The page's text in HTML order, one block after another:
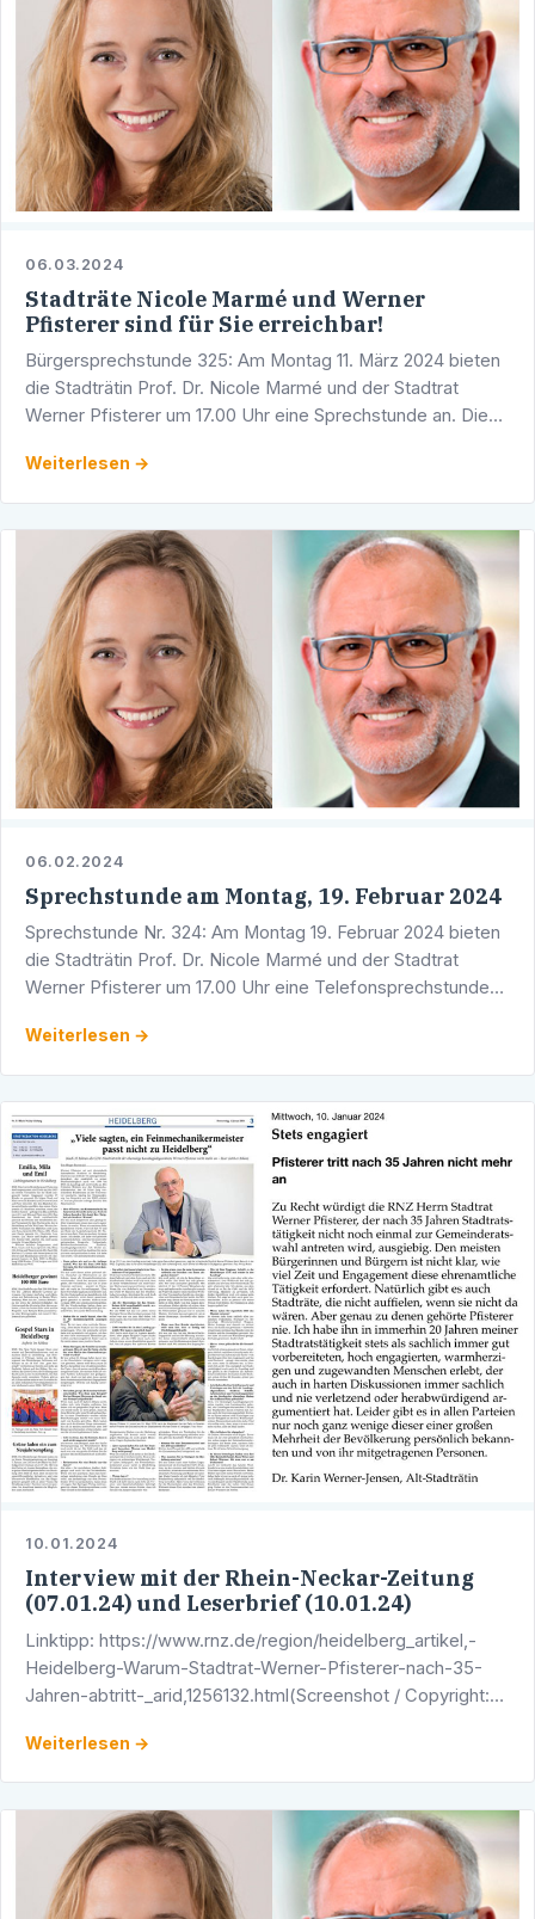
06.03.2024
Stadträte Nicole Marmé und Werner
Pfisterer sind für Sie erreichbar!
Bürgersprechstunde 325: Am Montag 11. März 2024 bieten
die Stadträtin Prof. Dr. Nicole Marmé und der Stadtrat
Werner Pfisterer um 17.00 Uhr eine Sprechstunde an. Diese
Weiterlesen →
06.02.2024
Sprechstunde am Montag, 19. Februar 2024
Sprechstunde Nr. 324: Am Montag 19. Februar 2024 bieten
die Stadträtin Prof. Dr. Nicole Marmé und der Stadtrat
Werner Pfisterer um 17.00 Uhr eine Telefonsprechstunde
Weiterlesen →
10.01.2024
Interview mit der Rhein-Neckar-Zeitung
(07.01.24) und Leserbrief (10.01.24)
Linktipp: https://www.rnz.de/region/heidelberg_artikel,-
Heidelberg-Warum-Stadtrat-Werner-Pfisterer-nach-35-
Jahren-abtritt-_arid,1256132.html(Screenshot / Copyright:
Weiterlesen →